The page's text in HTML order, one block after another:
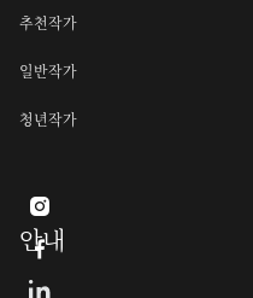
추천작가
일반작가
청년작가
안내

